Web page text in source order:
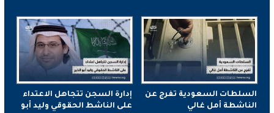
السلطات السعودية تفرج عن
الناشطة أمل غالي
إدارة السجن تتجاهل الاعتداء
على الناشط الحقوقي وليد أبو